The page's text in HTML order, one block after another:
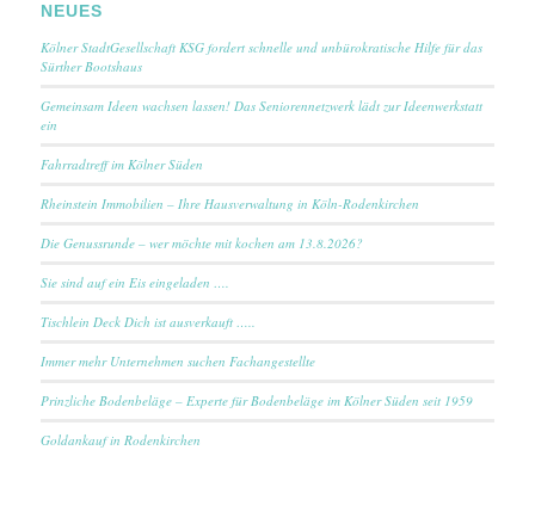
NEUES
Kölner StadtGesellschaft KSG fordert schnelle und unbürokratische Hilfe für das
Sürther Bootshaus
Gemeinsam Ideen wachsen lassen! Das Seniorennetzwerk lädt zur Ideenwerkstatt
ein
Fahrradtreff im Kölner Süden
Rheinstein Immobilien – Ihre Hausverwaltung in Köln-Rodenkirchen
Die Genussrunde – wer möchte mit kochen am 13.8.2026?
Sie sind auf ein Eis eingeladen ….
Tischlein Deck Dich ist ausverkauft …..
Immer mehr Unternehmen suchen Fachangestellte
Prinzliche Bodenbeläge – Experte für Bodenbeläge im Kölner Süden seit 1959
Goldankauf in Rodenkirchen